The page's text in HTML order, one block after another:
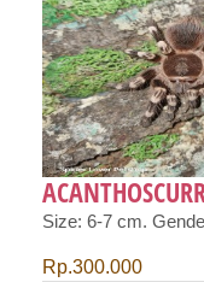
Size: 6-7 cm.
Rp.300.000